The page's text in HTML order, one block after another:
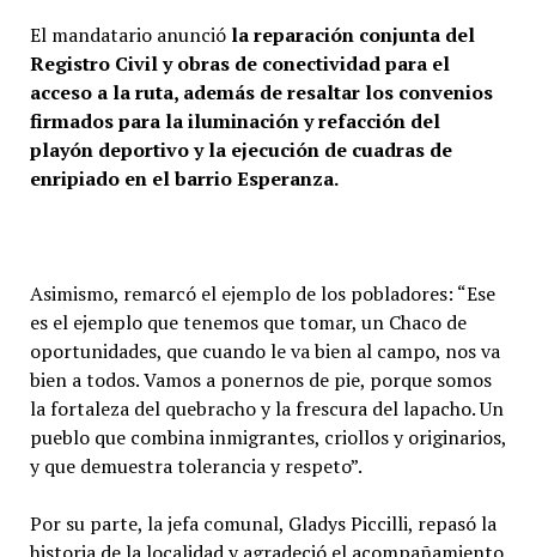
El mandatario anunció la reparación conjunta del
Registro Civil y obras de conectividad para el
acceso a la ruta, además de resaltar los convenios
firmados para la iluminación y refacción del
playón deportivo y la ejecución de cuadras de
enripiado en el barrio Esperanza.
Asimismo, remarcó el ejemplo de los pobladores: “Ese
es el ejemplo que tenemos que tomar, un Chaco de
oportunidades, que cuando le va bien al campo, nos va
bien a todos. Vamos a ponernos de pie, porque somos
la fortaleza del quebracho y la frescura del lapacho. Un
pueblo que combina inmigrantes, criollos y originarios,
y que demuestra tolerancia y respeto”.
Por su parte, la jefa comunal, Gladys Piccilli, repasó la